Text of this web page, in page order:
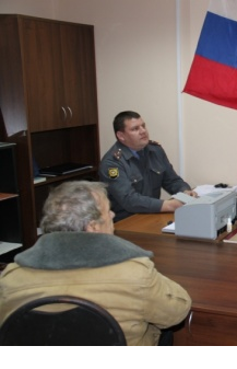
Перейти к основному содержанию